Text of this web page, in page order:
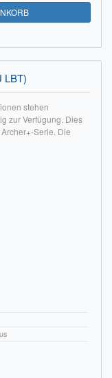
LBT)
stehen
zur Verfügung. Dies
Serie. Die